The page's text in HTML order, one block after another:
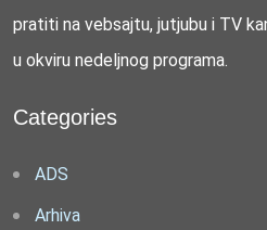
pratiti na vebsajtu, jutjubu i TV
u okviru nedeljnog programa.
Categories
ADS
Arhiva